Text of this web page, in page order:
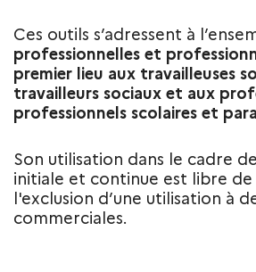
Ces outils s’adressent à
professionnelles et
premier lieu aux travailleuses
travailleurs sociaux et aux
professionnels scolaires et
Son utilisation dans le cadre
initiale et continue est libre
l'exclusion d’une utilisation à
commerciales.